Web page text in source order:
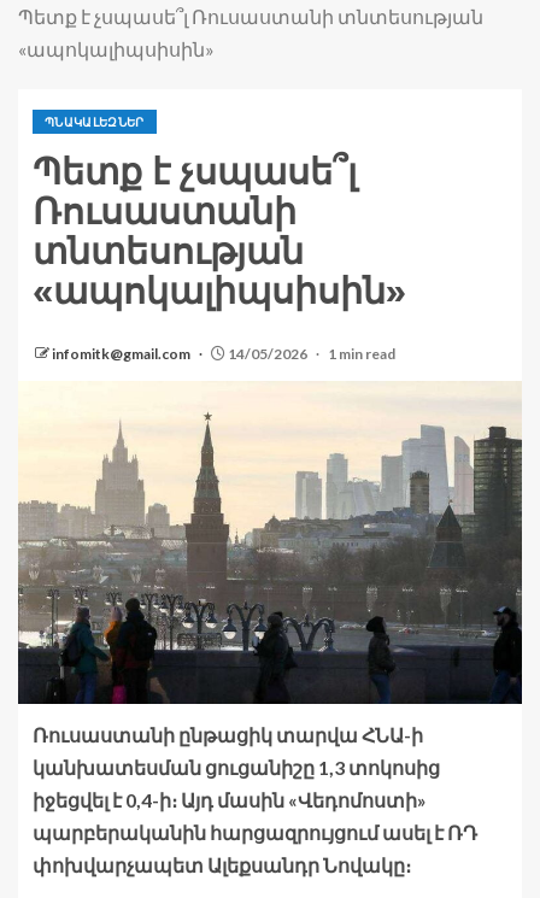
Պետք է չսպասե՞լ Ռուսաստանի տնտեսության
«ապոկալիպսիսին»
ՊՆԱԿԱԼԵԶՆԵՐ
Պետք է չսպասե՞լ
Ռուսաստանի
տնտեսության
«ապոկալիպսիսին»
infomitk@gmail.com 14/05/2026 1 min read
Ռուսաստանի ընթացիկ տարվա ՀՆԱ-ի
կանխատեսման ցուցանիշը 1,3 տոկոսից
իջեցվել է 0,4-ի։ Այդ մասին «Վեդոմոստի»
պարբերականին հարցազրույցում ասել է ՌԴ
փոխվարչապետ Ալեքսանդր Նովակը։